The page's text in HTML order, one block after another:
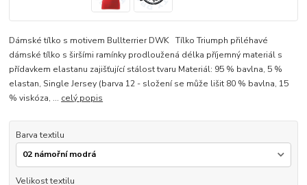
Dámské tílko s motivem Bullterrier DWK Tílko Triumph přiléhavé
dámské tílko s širšími ramínky prodloužená délka příjemný materiál s
přídavkem elastanu zajišťující stálost tvaru Materiál: 95 % bavlna, 5 %
elastan, Single Jersey (barva 12 - složení se může lišit 80 % bavlna, 15
% viskóza, ... celý popis
Barva textilu
Velikost textilu